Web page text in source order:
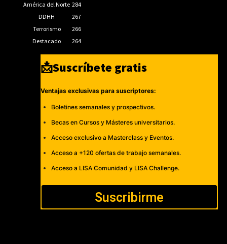
América del Norte 284
DDHH
267
Terrorismo
266
Destacado
264
📩Suscríbete gratis
Ventajas exclusivas para suscriptores:
Boletines semanales y prospectivos.
Becas en Cursos y Másteres universitarios.
Acceso exclusivo a Masterclass y Eventos.
Acceso a +120 ofertas de trabajo semanales.
Acceso a LISA Comunidad y LISA Challenge.
Suscribirme